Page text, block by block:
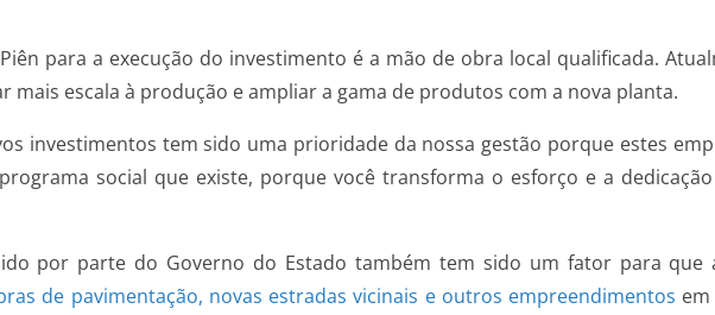
para a execução do investimento é a mão de obra local qualificada.
escala à produção e ampliar a gama de produtos com a nova planta.
investimentos tem sido uma prioridade da nossa gestão porque estes
social que existe, porque você transforma o esforço e a
por parte do Governo do Estado também tem sido um fator para que
de pavimentação, novas estradas vicinais e outros empreendimentos